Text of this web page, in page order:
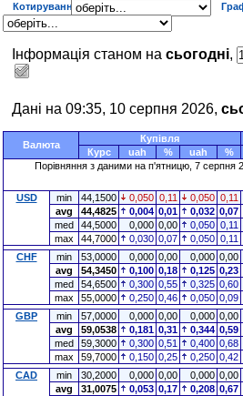
Котирування
Інформація станом насьогодні,
Дані на 09:35, 10 серпня 2026,
Валюта
Купівля
Курс
uah % uah %
Порівняння з даними на п'ятницю, 7 серпня
USD min 44,1500 0,050 0,11 0,050 0,11
avg
44,4825 0,004 0,01 0,032 0,07
med
44,5000 0,000 0,00 0,050 0,11
max
44,7000 0,030 0,07 0,050 0,11
CHF
min 53,0000 0,000 0,00 0,000 0,00
avg
54,3450 0,100 0,18 0,125 0,23
med
54,6500 0,300 0,55 0,325 0,60
max
55,0000 0,250 0,46 0,050 0,09
GBP
min 57,0000 0,000 0,00 0,000 0,00
avg
59,0538 0,181 0,31 0,344 0,59
med
59,3000 0,300 0,51 0,400 0,68
max
59,7000 0,150 0,25 0,250 0,42
CAD
min 30,2000 0,000 0,00 0,000 0,00
avg
31,0075 0,053 0,17 0,208 0,67